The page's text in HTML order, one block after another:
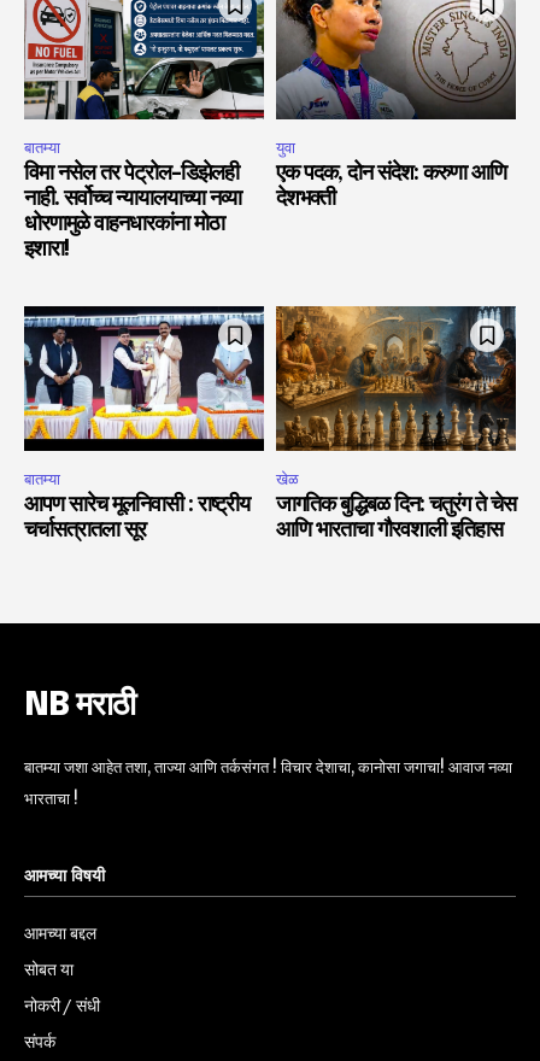
बातम्या
विमा नसेल तर पेट्रोल-डिझेलही
नाही. सर्वोच्च न्यायालयाच्या नव्या
धोरणामुळे वाहनधारकांना मोठा
इशारा!
युवा
एक पदक, दोन संदेश: करुणा आणि
देशभक्ती
बातम्या
आपण सारेच मूलनिवासी : राष्ट्रीय
चर्चासत्रातला सूर
खेळ
जागतिक बुद्धिबळ दिन: चतुरंग ते चेस
आणि भारताचा गौरवशाली इतिहास
NB मराठी
बातम्या जशा आहेत तशा, ताज्या आणि तर्कसंगत ! विचार देशाचा, कानोसा जगाचा! आवाज नव्या
भारताचा !
आमच्या विषयी
आमच्या बद्दल
सोबत या
नोकरी / संधी
संपर्क